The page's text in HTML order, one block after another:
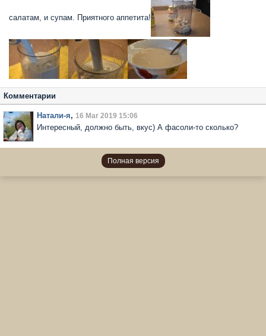
салатам, и супам. Приятного аппетита!
Комментарии
Натали-я, 16 Mar 2019 15:06
Интересный, должно быть, вкус) А фасоли-то сколько?
Полная версия